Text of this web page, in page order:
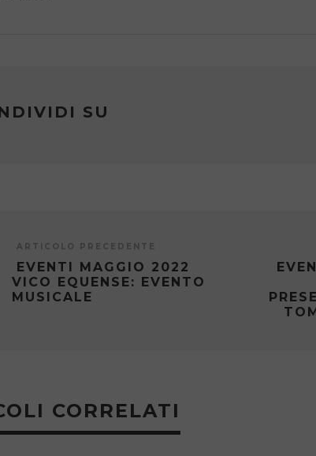
SU
ARTICOLO PRECEDENTE
EVENTI MAGGIO 2022
VICO EQUENSE: EVENTO
MUSICALE
CORRELATI